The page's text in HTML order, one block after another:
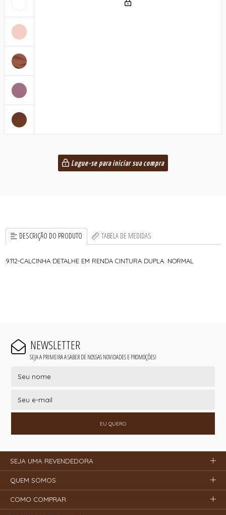
Logue-se para iniciar sua compra
DESCRIÇÃO DO PRODUTO TABELA DE MEDIDAS
9.112-CALCINHA DETALHE EM RENDA CINTURA DUPLA. NORMAL
NEWSLETTER
SEJA A PRIMEIRA A SABER DE NOSSAS NOVIDADES E PROMOÇÕES!
EU QUERO
SEJA UMA REVENDEDORA
QUEM SOMOS
COMO COMPRAR